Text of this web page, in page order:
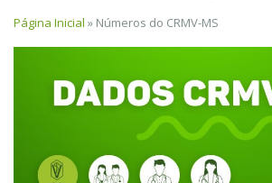
Página Inicial » Números do CRMV-MS